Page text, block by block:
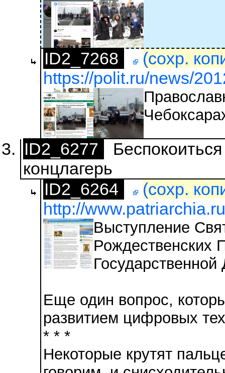
ID2_7268
(сохр.
https://polit.ru/news/
ID2_6277
концлагерь
ID2_6264
(сохр.
http://
Выступление
Рождественских
Еще один вопрос,
развитием цифровых
* * *
Некоторые крутят